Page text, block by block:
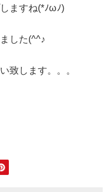
ますね(*ﾉωﾉ)
した(^^♪
致します。。。